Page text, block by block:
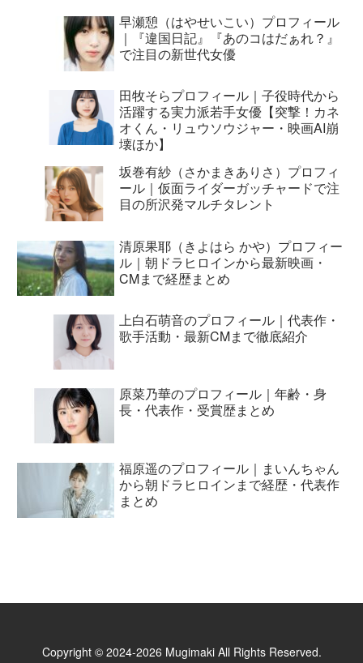
早瀬憩（はやせいこい）プロフィール
｜『違国日記』『あのコはだぁれ？』
で注目の新世代女優
田牧そらプロフィール｜子役時代から
活躍する実力派若手女優【突撃！カネ
オくん・リュウソウジャー・映画AI崩
壊ほか】
坂巻有紗（さかまきありさ）プロフィ
ール｜仮面ライダーガッチャードで注
目の所沢発マルチタレント
清原果耶（きよはら かや）プロフィー
ル｜朝ドラヒロインから最新映画・
CMまで経歴まとめ
上白石萌音のプロフィール｜代表作・
歌手活動・最新CMまで徹底紹介
原菜乃華のプロフィール｜年齢・身
長・代表作・受賞歴まとめ
福原遥のプロフィール｜まいんちゃん
から朝ドラヒロインまで経歴・代表作
まとめ
Copyright © 2024-2026 Mugimaki All Rights Reserved.